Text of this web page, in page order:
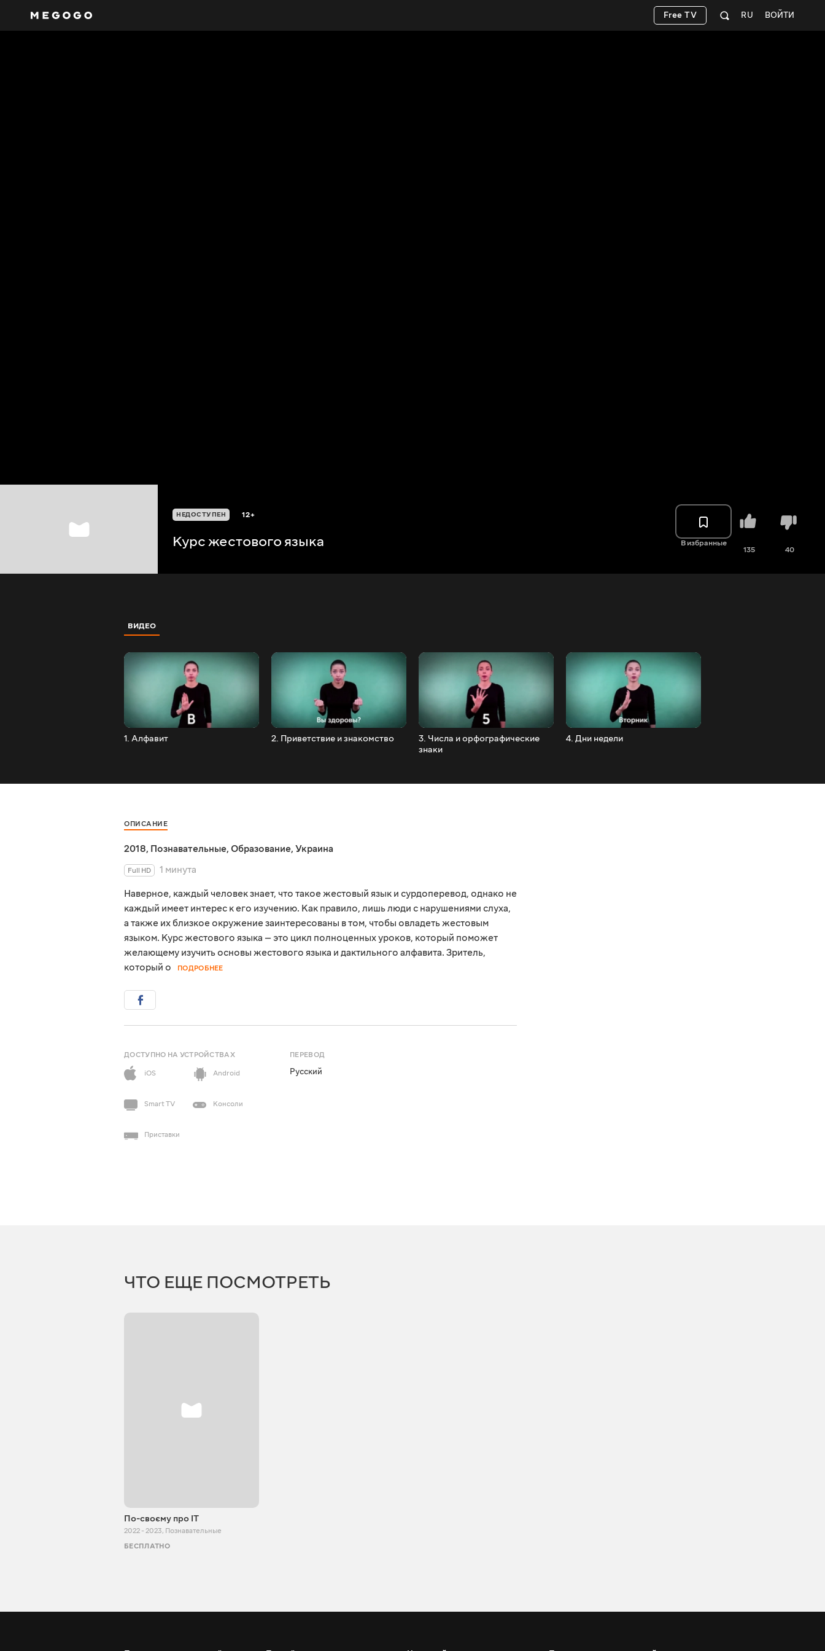
ВОЙТИ
RU
Free TV
НЕДОСТУПЕН 12+
Курс жестового языка В избранные
135 40
ВИДЕО
1. Алфавит 2. Приветствие и знакомство
3. Числа и орфографические
знаки
4. Дни недели
ОПИСАНИЕ
2018, Познавательные, Образование, Украина
Full HD
1 минута
Наверное, каждый человек знает, что такое жестовый язык и сурдоперевод, однако не
каждый имеет интерес к его изучению. Как правило, лишь люди с нарушениями слуха,
а также их близкое окружение заинтересованы в том, чтобы овладеть жестовым
языком. Курс жестового языка — это цикл полноценных уроков, который поможет
желающему изучить основы жестового языка и дактильного алфавита. Зритель,
который о
ПОДРОБНЕЕ
ДОСТУПНО НА УСТРОЙСТВАХ
iOS
Android
Smart TV Консоли
Приставки
ПЕРЕВОД
Русский
ЧТО ЕЩЕ ПОСМОТРЕТЬ
По-своєму про IT
2022 - 2023, Познавательные
БЕСПЛАТНО